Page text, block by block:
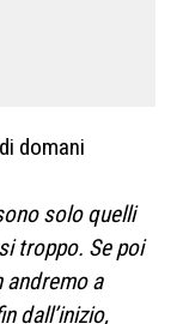
domani
solo quelli
troppo. Se poi
andremo a
dall’inizio,